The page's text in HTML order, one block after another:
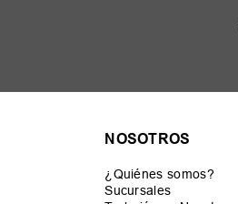
NOSOTROS
¿Quiénes somos?
Sucursales